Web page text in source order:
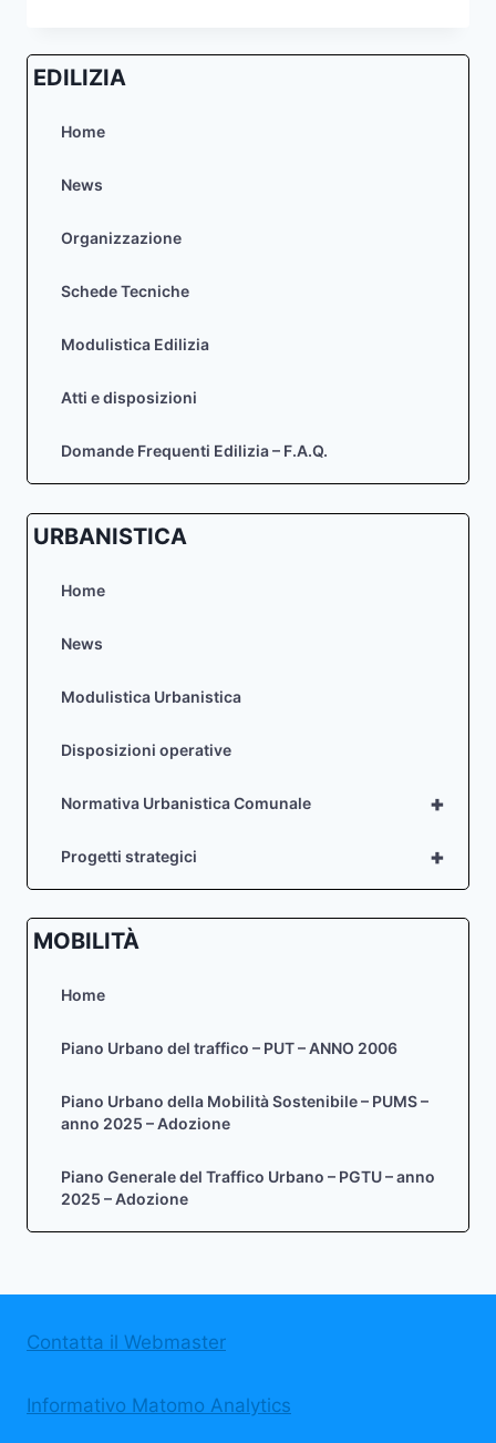
VOLTE
REDAZIONE
PEBA-
L’ALTRA
PGTU-
EDILIZIA
Home
News
Organizzazione
Schede Tecniche
Modulistica Edilizia
Atti e disposizioni
Domande Frequenti Edilizia – F.A.Q.
URBANISTICA
Home
News
Modulistica Urbanistica
Disposizioni operative
+
Normativa Urbanistica Comunale
+
Progetti strategici
MOBILITÀ
Home
Piano Urbano del traffico – PUT – ANNO 2006
Piano Urbano della Mobilità Sostenibile – PUMS –
anno 2025 – Adozione
Piano Generale del Traffico Urbano – PGTU – anno
2025 – Adozione
Contatta il Webmaster
Informativo Matomo Analytics